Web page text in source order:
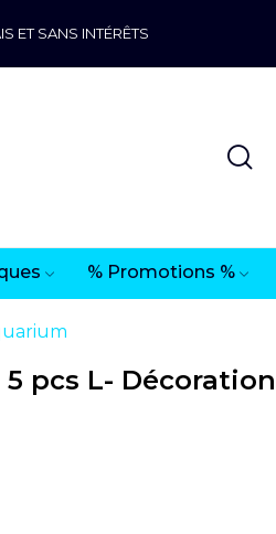
ET SANS INTÉRÊTS
% Promotions %
5 pcs L-